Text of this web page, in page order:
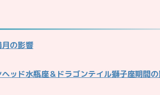
の影響
ド水瓶座＆ドラゴンテイル獅子座期間